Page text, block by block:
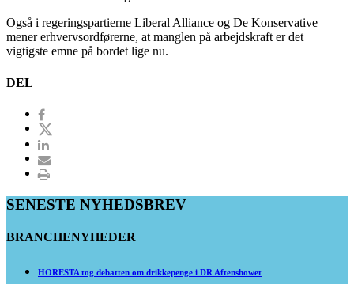
Også i regeringspartierne Liberal Alliance og De Konservative
mener erhvervsordførerne, at manglen på arbejdskraft er det
vigtigste emne på bordet lige nu.
DEL
SENESTE NYHEDSBREV
BRANCHENYHEDER
HORESTA tog debatten om drikkepenge i DR Aftenshowet